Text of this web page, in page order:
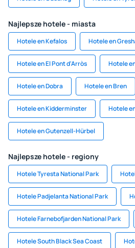
Najlepsze hotele - miasta
Hotele en Kefalos Hotele en
Hotele en El Pont d'Arròs Hotele
Hotele en Dobra Hotele en Bren
Hotele en Kidderminster Hotele
Hotele en Gutenzell-Hürbel
Najlepsze hotele - regiony
Hotele Tyresta National Park
Hotele Padjelanta National Park
Hotele Farnebofjarden National Park
Hotele South Black Sea Coast